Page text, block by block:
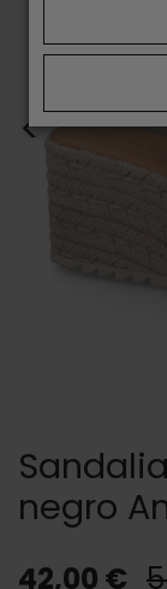
<
negro
42,00 €